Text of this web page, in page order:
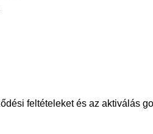
feltételeket és az aktiválás